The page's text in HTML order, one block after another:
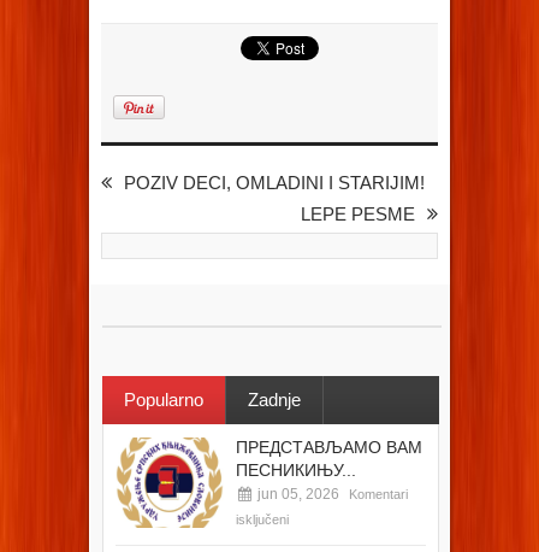
POZIV DECI, OMLADINI I STARIJIM!
LEPE PESME
Popularno Zadnje
ПРЕДСТАВЉАМО ВАМ
ПЕСНИКИЊУ...
jun 05, 2026
Komentari
isključeni